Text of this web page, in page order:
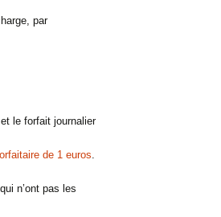
par
le forfait journalier
de 1 euros.
n’ont pas les